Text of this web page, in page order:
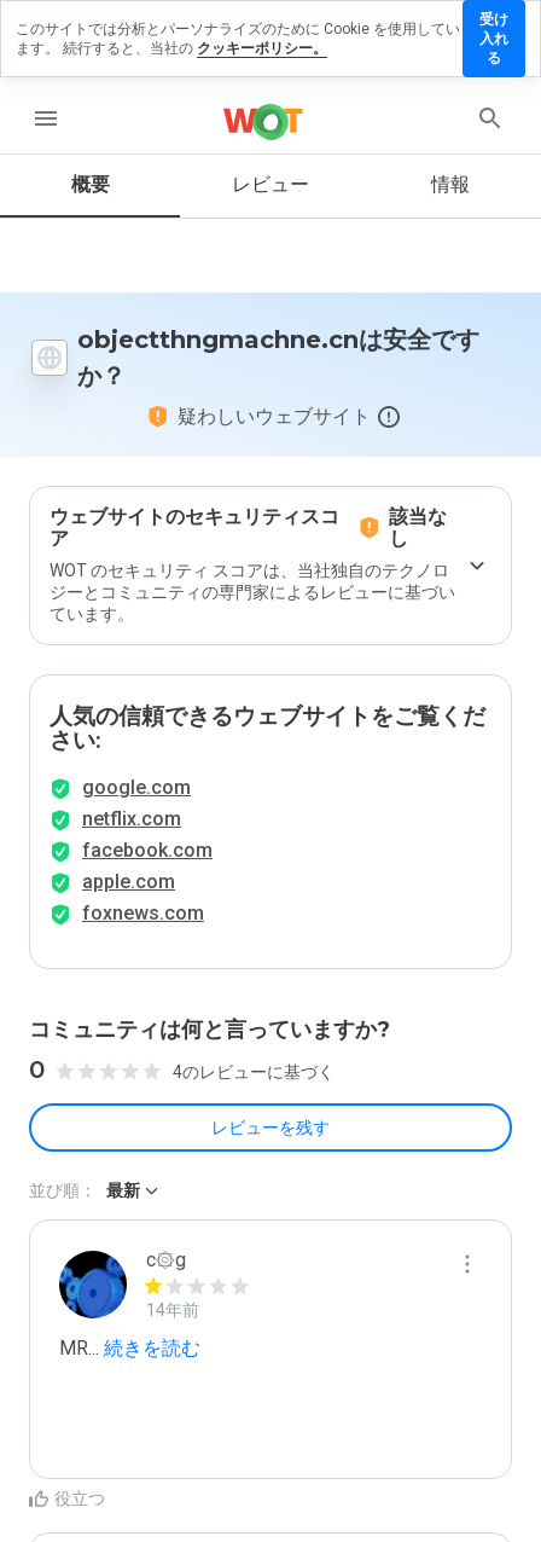
menu
概要 レビュー 情報
objectthngmachne.cnは安全です
か？
疑わしいウェブサイト
ウェブサイトのセキュリティスコ
ア
該当な
し
WOT のセキュリティ スコアは、当社独自のテクノロ
ジーとコミュニティの専門家によるレビューに基づい
ています。
人気の信頼できるウェブサイトをご覧くだ
さい:
google.com
netflix.com
facebook.com
apple.com
foxnews.com
コミュニティは何と言っていますか?
0 4のレビューに基づく
レビューを残す
ーを残す
ウェ
を1
間
で、
ます
か？
並び順： 最新
c۞g
14年前
MR... 続きを読む
役立つ
このサイトでは分析とパーソナライズのために Cookie を使用してい
ます。 続行すると、当社の クッキーポリシー。
受け
入れ
る